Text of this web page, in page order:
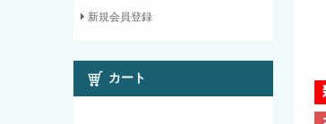
新規会員登録
カート